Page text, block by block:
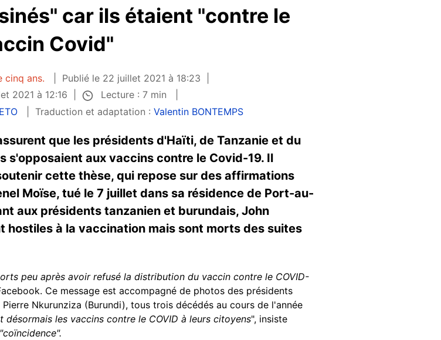
car ils étaient "contre le
Covid"
cinq ans.
Publié le 22 juillet 2021 à 18:23
2021 à 12:16
Lecture : 7 min
Traduction et adaptation :Valentin BONTEMPS
que les présidents d'Haïti, de Tanzanie et du
s'opposaient aux vaccins contre le Covid-19. Il
cette thèse, qui repose sur des affirmations
Moïse, tué le 7 juillet dans sa résidence de Port-au-
aux présidents tanzanien et burundais, John
hostiles à la vaccination mais sont morts des suites
peu après avoir refusé la distribution du vaccin contre le COVID-
Ce message est accompagné de photos des présidents
Nkurunziza (Burundi), tous trois décédés au cours de l'année
les vaccins contre le COVID à leurs citoyens", insiste
"coïncidence".